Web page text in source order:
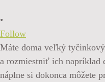
•
Follow
Máte doma veľký
a rozmiestniť ich napríklad
náplne si dokonca môžete